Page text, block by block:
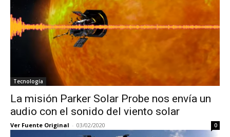
Tecnología
La misión Parker Solar Probe nos envía un
audio con el sonido del viento solar
Ver Fuente Original - 03/02/2020 0